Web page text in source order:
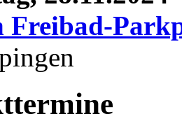
Freibad-